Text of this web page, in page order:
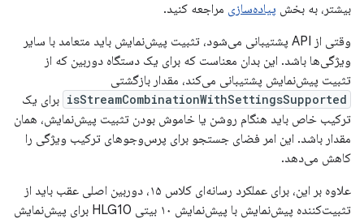
بیشتر، به بخش پیاده‌سازی مراجعه کنید.
وقتی از API پشتیبانی می‌شود، تثبیت پیش‌نمایش باید متعامد با سایر
ویژگی‌ها باشد. این بدان معناست که برای یک دستگاه دوربین که از
تثبیت پیش‌نمایش پشتیبانی می‌کند، مقدار بازگشتی
isStreamCombinationWithSettingsSupported برای یک
ترکیب خاص باید هنگام روشن یا خاموش بودن تثبیت پیش‌نمایش، همان
مقدار باشد. این امر فضای جستجو برای پرس‌وجوهای ترکیب ویژگی را
کاهش می‌دهد.
علاوه بر این، برای عملکرد رسانه‌ای کلاس ۱۵، دوربین اصلی عقب باید از
تثبیت‌کننده پیش‌نمایش با پیش‌نمایش ۱۰ بیتی HLG10 برای پیش‌نمایش